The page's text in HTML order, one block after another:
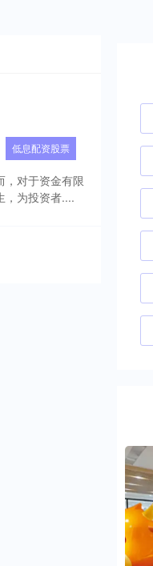
低息配资股票
，对于资金有限
，为投资者....